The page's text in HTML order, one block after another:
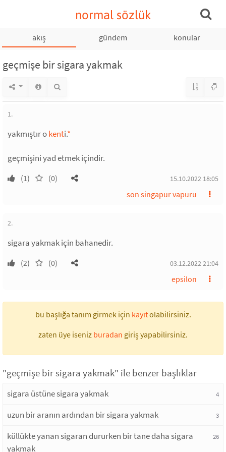
normal sözlük
akış gündem konular
geçmişe bir sigara yakmak
1.
yakmıştır okenti.*
geçmişini yad etmek içindir.
(1) (0) 15.10.2022 18:05
son singapur vapuru
2.
sigara yakmak için bahanedir.
(2) (0) 03.12.2022 21:04
epsilon
bu başlığa tanım girmek için kayıtolabilirsiniz.
zaten üye iseniz buradan giriş yapabilirsiniz.
"geçmişe bir sigara yakmak" ile benzer başlıklar
sigara üstüne sigara yakmak 4
uzun bir aranın ardından bir sigara yakmak 3
küllükte yanan sigaran dururken bir tane daha sigara
yakmak
26